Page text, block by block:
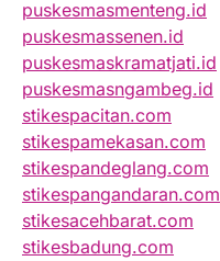
puskesmasmenteng.id
puskesmassenen.id
puskesmaskramatjati.id
puskesmasngambeg.id
stikespacitan.com
stikespamekasan.com
stikespandeglang.com
stikespangandaran.com
stikesacehbarat.com
stikesbadung.com